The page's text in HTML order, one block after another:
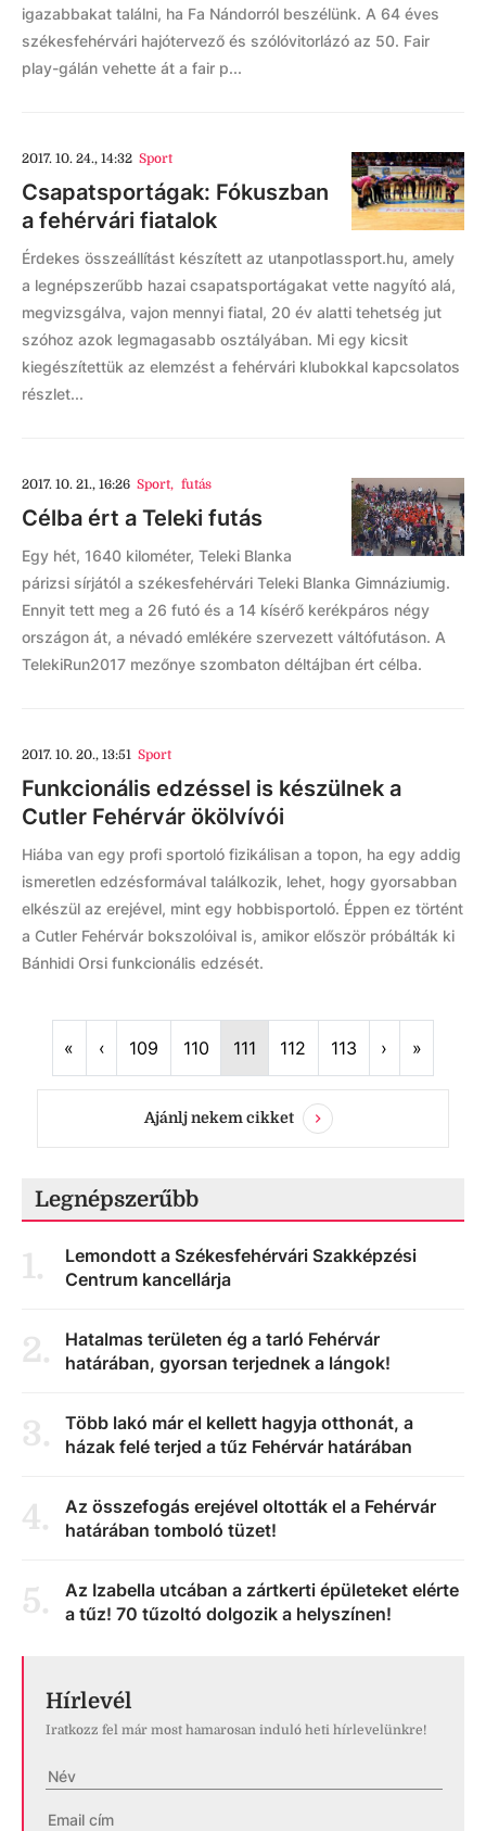
igazabbakat találni, ha Fa Nándorról beszélünk. A 64 éves
székesfehérvári hajótervező és szólóvitorlázó az 50. Fair
play-gálán vehette át a fair p...
2017. 10. 24., 14:32 Sport
Csapatsportágak: Fókuszban
a fehérvári fiatalok
Érdekes összeállítást készített az utanpotlassport.hu, amely
a legnépszerűbb hazai csapatsportágakat vette nagyító alá,
megvizsgálva, vajon mennyi fiatal, 20 év alatti tehetség jut
szóhoz azok legmagasabb osztályában. Mi egy kicsit
kiegészítettük az elemzést a fehérvári klubokkal kapcsolatos
részlet...
2017. 10. 21., 16:26 Sport, futás
Célba ért a Teleki futás
Egy hét, 1640 kilométer, Teleki Blanka
párizsi sírjától a székesfehérvári Teleki Blanka Gimnáziumig.
Ennyit tett meg a 26 futó és a 14 kísérő kerékpáros négy
országon át, a névadó emlékére szervezett váltófutáson. A
TelekiRun2017 mezőnye szombaton déltájban ért célba.
2017. 10. 20., 13:51 Sport
Funkcionális edzéssel is készülnek a
Cutler Fehérvár ökölvívói
Hiába van egy profi sportoló fizikálisan a topon, ha egy addig
ismeretlen edzésformával találkozik, lehet, hogy gyorsabban
elkészül az erejével, mint egy hobbisportoló. Éppen ez történt
a Cutler Fehérvár bokszolóival is, amikor először próbálták ki
Bánhidi Orsi funkcionális edzését.
« First‹Previous
109 110 111 112 113 › Next
»Last
Ajánlj nekem cikket
Legnépszerűbb
1.
Lemondott a Székesfehérvári Szakképzési
Centrum kancellárja
2.
Hatalmas területen ég a tarló Fehérvár
határában, gyorsan terjednek a lángok!
3.
Több lakó már el kellett hagyja otthonát, a
házak felé terjed a tűz Fehérvár határában
4.
Az összefogás erejével oltották el a Fehérvár
határában tomboló tüzet!
5.
Az Izabella utcában a zártkerti épületeket elérte
a tűz! 70 tűzoltó dolgozik a helyszínen!
Hírlevél
Iratkozz fel már most hamarosan induló heti hírlevelünkre!